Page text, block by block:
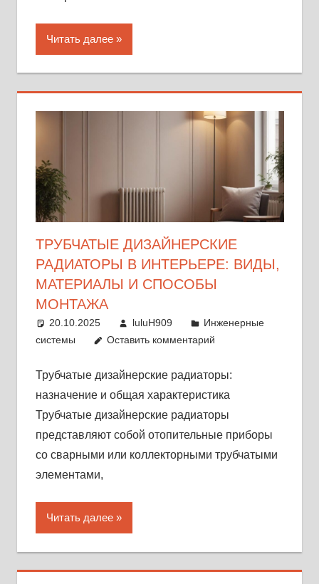
Читать далее
ТРУБЧАТЫЕ ДИЗАЙНЕРСКИЕ
РАДИАТОРЫ В ИНТЕРЬЕРЕ: ВИДЫ,
МАТЕРИАЛЫ И СПОСОБЫ
МОНТАЖА
20.10.2025 luluH909
Инженерные
системы
Оставить комментарий
Трубчатые дизайнерские радиаторы:
назначение и общая характеристика
Трубчатые дизайнерские радиаторы
представляют собой отопительные приборы
со сварными или коллекторными трубчатыми
элементами,
Читать далее